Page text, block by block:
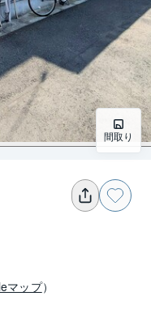
間取り
マップ）